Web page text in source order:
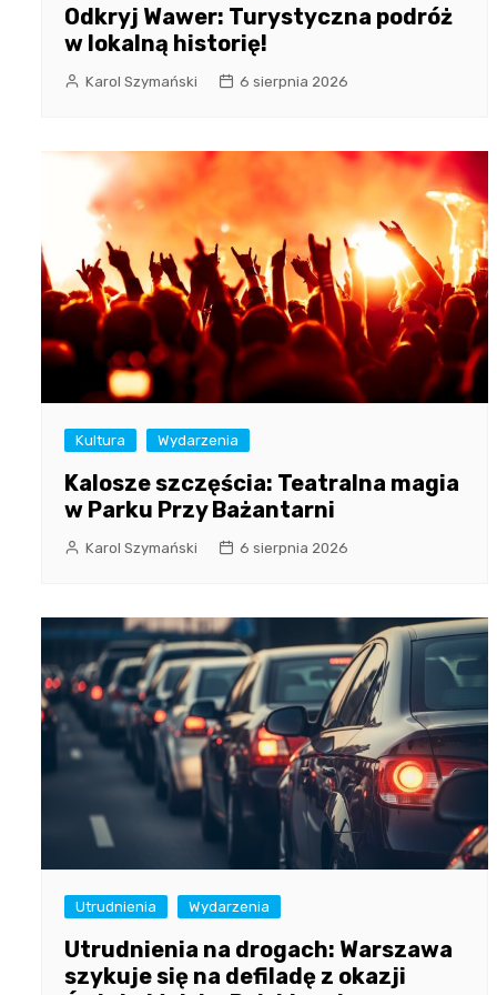
Odkryj Wawer: Turystyczna podróż
w lokalną historię!
Karol Szymański 6 sierpnia 2026
Kultura Wydarzenia
Kalosze szczęścia: Teatralna magia
w Parku Przy Bażantarni
Karol Szymański 6 sierpnia 2026
Utrudnienia Wydarzenia
Utrudnienia na drogach: Warszawa
szykuje się na defiladę z okazji